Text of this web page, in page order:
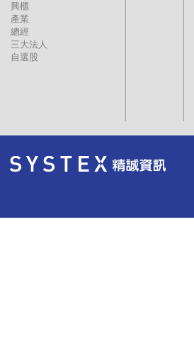
興櫃
產業
總經
三大法人
自選股